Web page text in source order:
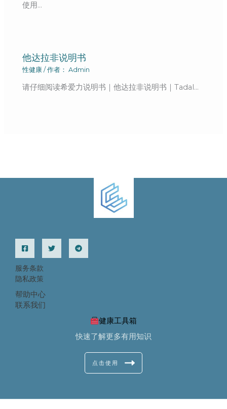
使用…
他达拉非说明书
性健康 / 作者： Admin
请仔细阅读希爱力说明书｜他达拉非说明书｜Tadal…
服务条款
隐私政策
帮助中心
联系我们
健康工具箱
快速了解更多有用知识
点击使用